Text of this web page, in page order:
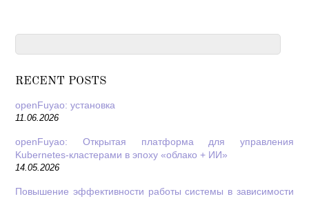
RECENT POSTS
openFuyao: установка
11.06.2026
openFuyao: Открытая платформа для управления
Kubernetes-кластерами в эпоху «облако + ИИ»
14.05.2026
Повышение эффективности работы системы в зависимости